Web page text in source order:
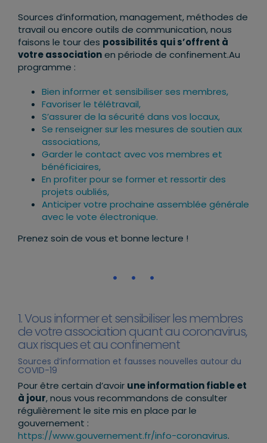
Sources d’information, management, méthodes de
travail ou encore outils de communication, nous
faisons le tour des possibilités qui s’offrent à
votre associationen période de confinement.Au
programme :
Bien informer et sensibiliser ses membres,
Favoriser le télétravail,
S’assurer de la sécurité dans vos locaux,
Se renseigner sur les mesures de soutien aux
associations,
Garder le contact avec vos membres et
bénéficiaires,
En profiter pour se former et ressortir des
projets oubliés,
Anticiper votre prochaine assemblée générale
avec le vote électronique.
Prenez soin de vous et bonne lecture !
1. Vous informer et sensibiliser les membres
de votre association quant au coronavirus,
aux risques et au confinement
Sources d’information et fausses nouvelles autour du
COVID-19
Pour être certain d’avoir une information fiable et
à jour, nous vous recommandons de consulter
régulièrement le site mis en place par le
gouvernement :
https://www.gouvernement.fr/info-coronavirus.